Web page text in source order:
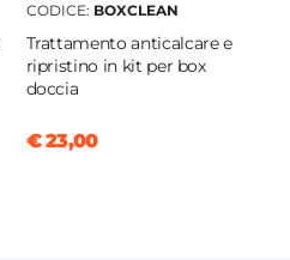
CODICE: BOXCLEAN
Trattamento anticalcare e
ripristino in kit per box
doccia
€ 23,00